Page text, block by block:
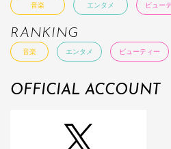
音楽 エンタメ ビュー
RANKING
音楽 エンタメ ビューティー
OFFICIAL ACCOUNT